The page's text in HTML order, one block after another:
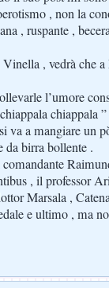
, non la
, ruspante ,
, vedrà che
l’umore
chiappala ”
va a mangiare un
da birra bollente .
, il professor
Marsala ,
e ultimo , ma